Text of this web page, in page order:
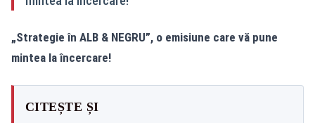
„Strategie în ALB & NEGRU”, o emisiune care vă pune
mintea la încercare!
CITEȘTE ȘI